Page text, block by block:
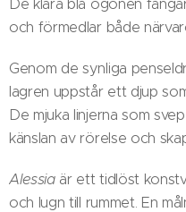
De klara blå ögonen
och förmedlar både
Genom de synliga
lagren uppstår ett djup
De mjuka linjerna som
känslan av rörelse och
Alessiaär ett tidlöst
och lugn till rummet. En